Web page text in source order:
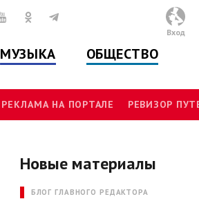
МУЗЫКА ОБЩЕСТВО
Вход
РЕКЛАМА НА ПОРТАЛЕ РЕВИЗОР
Новые материалы
БЛОГ ГЛАВНОГО РЕДАКТОРА